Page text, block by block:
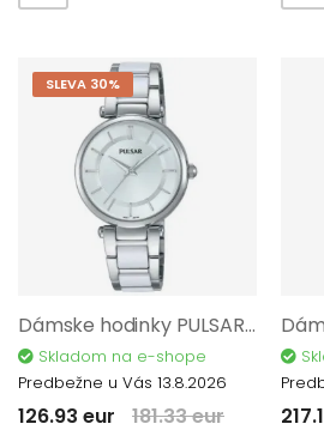
SLEVA 30%
Dámske hodinky PULSAR PH8191X1
Skladom na e-shope
Predbežne u Vás 13.8.2026
126.93 eur 181.33 eur